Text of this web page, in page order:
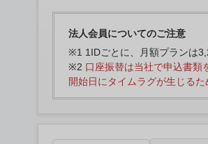
法人会員についてのご注意
※1 1IDごとに、月額プランは
※2 口座振替は当社で申込書類
開始日にタイムラグが生じる